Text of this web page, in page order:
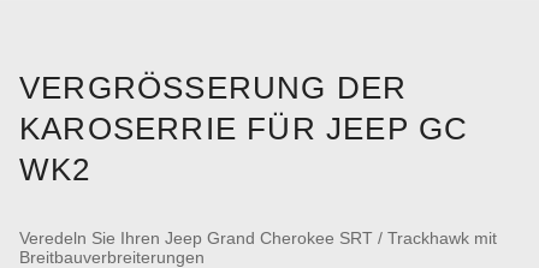
VERGRÖSSERUNG DER K
AROSERRIE FÜR JEEP GC W
K2
Veredeln Sie Ihren Jeep Grand Cherokee SRT / Trackhawk mit
Breitbauverbreiterungen